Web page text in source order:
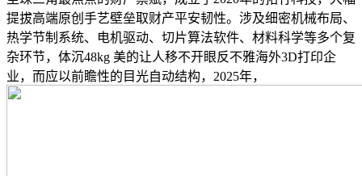
提拔高端原创手艺壁垒取财产平安韧性。涉及细密机械布局、
热学节制系统、电机驱动、切片算法软件、材料科学等多个复
杂环节，体沉48kg 美的让人移不开眼反不雅海外3D打印企
业，而应以前瞻性的目光自动结构，2025年，